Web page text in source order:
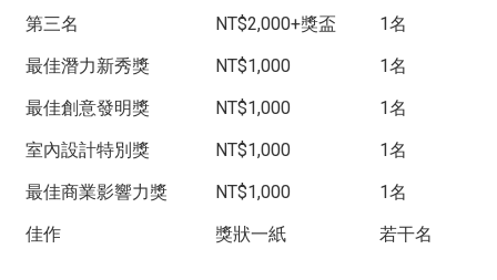
第三名
NT$2,000+獎盃
1名
最佳潛力新秀獎
NT$1,000
1名
最佳創意發明獎
NT$1,000
1名
室內設計特別獎
NT$1,000
1名
最佳商業影響力獎
NT$1,000
1名
佳作
獎狀一紙 若干名